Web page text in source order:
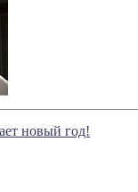
новый год!